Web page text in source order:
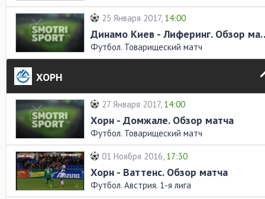
25 Января 2017, 14:00
Динамо
Футбол. Товарищеский матч
ХОРН
27 Января 2017, 14:00
Хорн - Домжале. Обзор матча
Футбол. Товарищеский матч
01 Ноября 2016, 17:30
Хорн - Ваттенс. Обзор матча
Футбол. Австрия. 1-я лига